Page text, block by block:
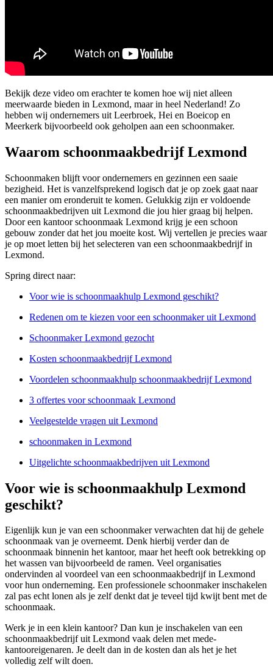
Bekijk deze video om erachter te komen hoe wij niet alleen
meerwaarde bieden in Lexmond, maar in heel Nederland! Zo
hebben wij ondernemers uit Leerbroek, Hei en Boeicop en
Meerkerk bijvoorbeeld ook geholpen aan een schoonmaker.
Waarom schoonmaakbedrijf Lexmond
Schoonmaken blijft voor ondernemers en gezinnen een saaie
bezigheid. Het is vanzelfsprekend logisch dat je op zoek gaat naar
een manier om eronderuit te komen. Gelukkig zijn er voldoende
schoonmaakbedrijven uit Lexmond die jou hier graag bij helpen.
Door een kantoor schoonmaak Lexmond krijg je een schoon
gebouw zonder dat het jou moeite kost. Wij vertellen je precies waar
je op moet letten bij het selecteren van een schoonmaakbedrijf in
Lexmond.
Spring direct naar:
Voor wie is schoonmaakhulp Lexmond geschikt?
Redenen om te kiezen voor een schoonmaker uit Lexmond
Schoonmaker Lexmond gezocht
Kosten schoonmaakbedrijf Lexmond
Voordelen schoonmaakhulp schoonmaakbedrijf Lexmond
3 offertes voor schoonmaak Lexmond
Veelgestelde vragen uit Lexmond
schoonmaken in Lexmond
Uitgelichte schoonmaakbedrijven uit Lexmond
Voor wie is schoonmaakhulp Lexmond
geschikt?
Eigenlijk kun je van een schoonmaker verwachten dat hij de gehele
schoonmaak van je overneemt. Denk hierbij verder dan de
schoonmaak binnenin het kantoor, maar het heeft ook betrekking op
het wassen van bijvoorbeeld de ramen. Veel organisaties
ondervinden al voordeel van een schoonmaakbedrijf in Lexmond
voor hun onderneming. Een professionele schoonmaker inschakelen
zal pas echt lonen als je zelf denkt dat je teveel tijd kwijt bent met de
schoonmaak.
Werk je in een klein kantoor? Dan kun je inschakelen van een
schoonmaakbedrijf uit Lexmond vaak delen met mede-
kantooreigenaren. Je deelt dan in de kosten dan als het je het
volledig zelf wilt doen.